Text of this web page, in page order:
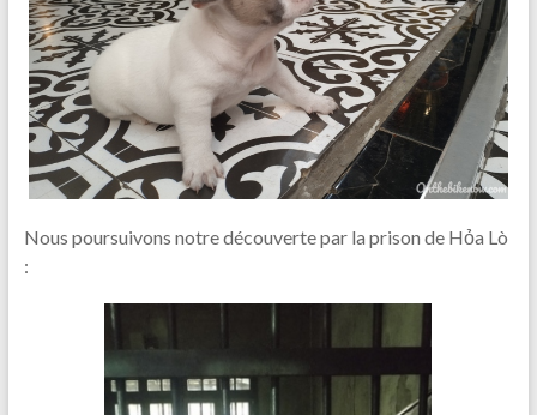
Nous poursuivons notre découverte par la prison de Hỏa Lò
: